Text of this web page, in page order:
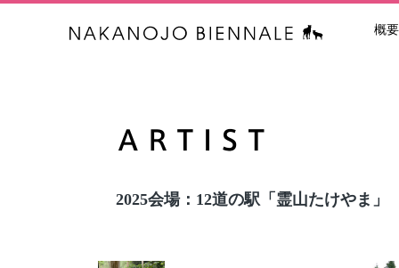
中之条ビエ
概要
2025会場：12道の駅「霊山たけやま」